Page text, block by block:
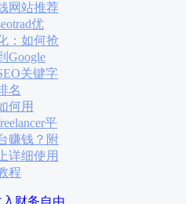
网站推荐
优
：如何抢
Google
关键字
名
何用
平
赚钱？附
上详细使用
程